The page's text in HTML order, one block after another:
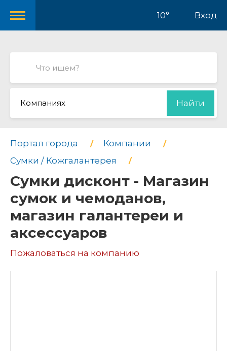
10° Вход
Компаниях Найти
Портал города
Компании
Сумки / Кожгалантерея
Сумки дисконт - Магазин
сумок и чемоданов,
магазин галантереи и
аксессуаров
Пожаловаться на компанию